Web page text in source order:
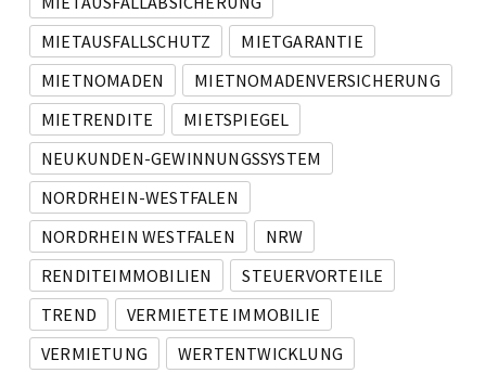
MIETAUSFALLSCHUTZ
MIETGARANTIE
MIETNOMADEN
MIETNOMADENVERSICHERUNG
MIETRENDITE
MIETSPIEGEL
NEUKUNDEN-GEWINNUNGSSYSTEM
NORDRHEIN-WESTFALEN
NORDRHEIN WESTFALEN
NRW
RENDITEIMMOBILIEN
STEUERVORTEILE
TREND
VERMIETETE IMMOBILIE
VERMIETUNG
WERTENTWICKLUNG